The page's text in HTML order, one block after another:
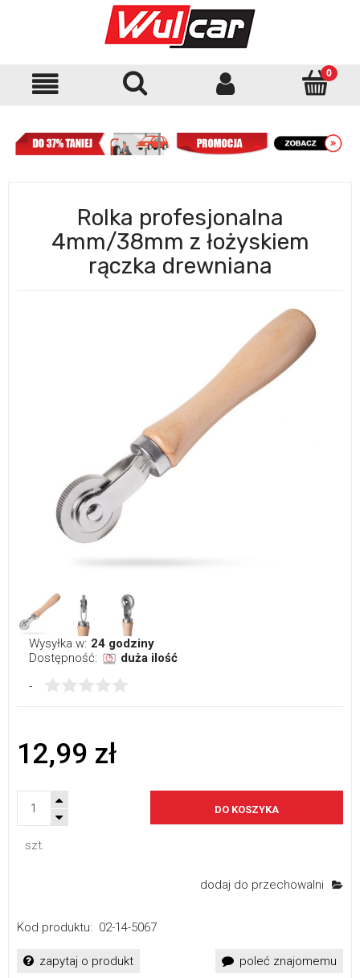
Rolka profesjonalna
4mm/38mm z łożyskiem
rączka drewniana
Wysyłka w: 24 godziny
Dostępność:
duża ilość
-
12,99 zł
szt.
DO KOSZYKA
dodaj do przechowalni
Kod produktu: 02-14-5067
zapytaj o produkt poleć znajomemu